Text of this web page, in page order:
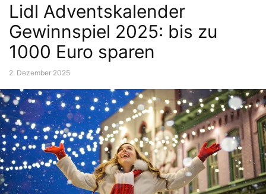
Lidl Adventskalender
Gewinnspiel 2025: bis zu
1000 Euro sparen
2. Dezember 2025